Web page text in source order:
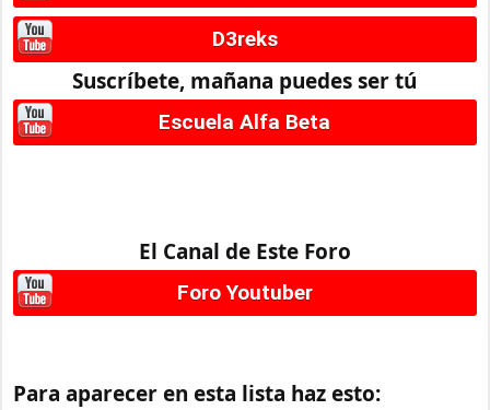
D3reks
Suscríbete, mañana puedes ser tú
Escuela Alfa Beta
El Canal de Este Foro
Foro Youtuber
Para aparecer en esta lista haz esto: